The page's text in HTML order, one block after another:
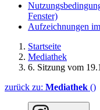
Fenster)
Aufzeichnungen
Startseite
Mediathek
6. Sitzung vom
zurück zu: Mediathek ()